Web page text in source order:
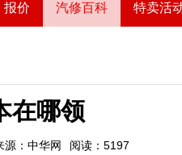
报价 汽修百科 特卖活
在哪领
源：中华网 阅读：5197